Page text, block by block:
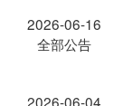
2026-06-16
全部公告
2026-06-04